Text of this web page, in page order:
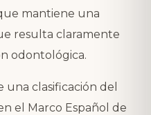
mantiene una
resulta claramente
odontológica.
clasificación del
el Marco Español de